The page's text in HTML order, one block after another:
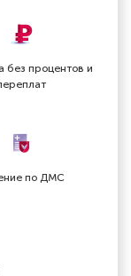
без процентов и
по ДМС